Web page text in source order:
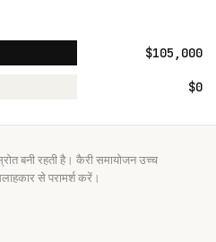
$105,000
$0
बनी रहती है। कैरी समायोजन उच्च
से परामर्श करें।